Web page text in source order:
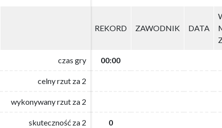
REKORD ZAWODNIK DATA
czas gry 00:00
celny rzut za 2
wykonywany rzut za 2
skuteczność za 2 0
REKORD ZAWODNIK DATA
czas gry 00:00
celny rzut za 2
wykonywany rzut za 2
skuteczność za 2 0